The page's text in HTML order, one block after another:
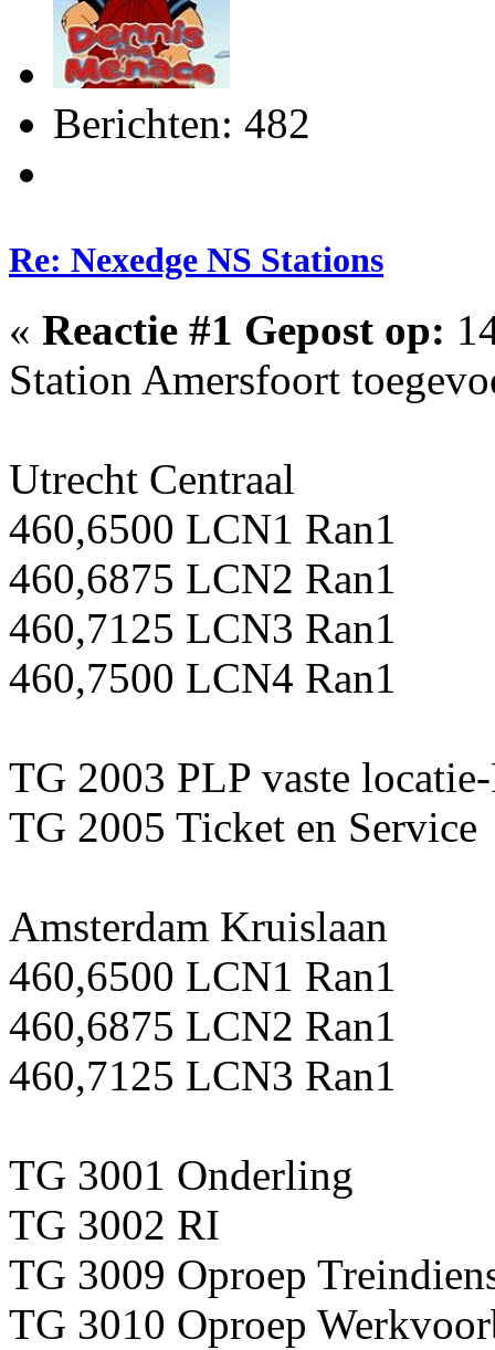
Berichten: 482
Re: Nexedge NS Stations
« Reactie #1 Gepost op:
Station Amersfoort
Utrecht Centraal
460,6500 LCN1 Ran1
460,6875 LCN2 Ran1
460,7125 LCN3 Ran1
460,7500 LCN4 Ran1
TG 2003 PLP vaste
TG 2005 Ticket en Service
Amsterdam Kruislaan
460,6500 LCN1 Ran1
460,6875 LCN2 Ran1
460,7125 LCN3 Ran1
TG 3001 Onderling
TG 3002 RI
TG 3009 Oproep
TG 3010 Oproep